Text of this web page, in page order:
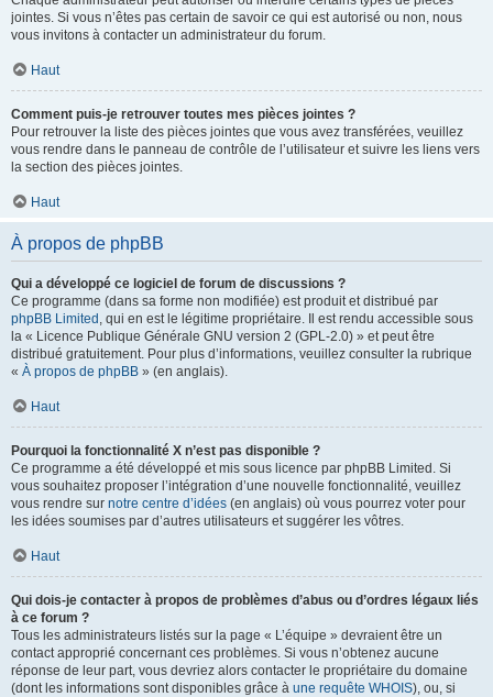
jointes. Si vous n’êtes pas certain de savoir ce qui est autorisé ou non, nous
vous invitons à contacter un administrateur du forum.
Haut
Comment puis-je retrouver toutes mes pièces jointes ?
Pour retrouver la liste des pièces jointes que vous avez transférées, veuillez
vous rendre dans le panneau de contrôle de l’utilisateur et suivre les liens vers
la section des pièces jointes.
Haut
À propos de phpBB
Qui a développé ce logiciel de forum de discussions ?
Ce programme (dans sa forme non modifiée) est produit et distribué par
phpBB Limited , qui en est le légitime propriétaire. Il est rendu accessible sous
la « Licence Publique Générale GNU version 2 (GPL-2.0) » et peut être
distribué gratuitement. Pour plus d’informations, veuillez consulter la rubrique
« À propos de phpBB » (en anglais).
Haut
Pourquoi la fonctionnalité X n’est pas disponible ?
Ce programme a été développé et mis sous licence par phpBB Limited. Si
vous souhaitez proposer l’intégration d’une nouvelle fonctionnalité, veuillez
vous rendre sur notre centre d’idées (en anglais) où vous pourrez voter pour
les idées soumises par d’autres utilisateurs et suggérer les vôtres.
Haut
Qui dois-je contacter à propos de problèmes d’abus ou d’ordres légaux liés
à ce forum ?
Tous les administrateurs listés sur la page « L’équipe » devraient être un
contact approprié concernant ces problèmes. Si vous n’obtenez aucune
réponse de leur part, vous devriez alors contacter le propriétaire du domaine
(dont les informations sont disponibles grâce à une requête WHOIS), ou, si